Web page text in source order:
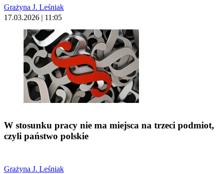
Grażyna J. Leśniak
17.03.2026 | 11:05
W stosunku pracy nie ma miejsca na trzeci podmiot,
czyli państwo polskie
Grażyna J. Leśniak